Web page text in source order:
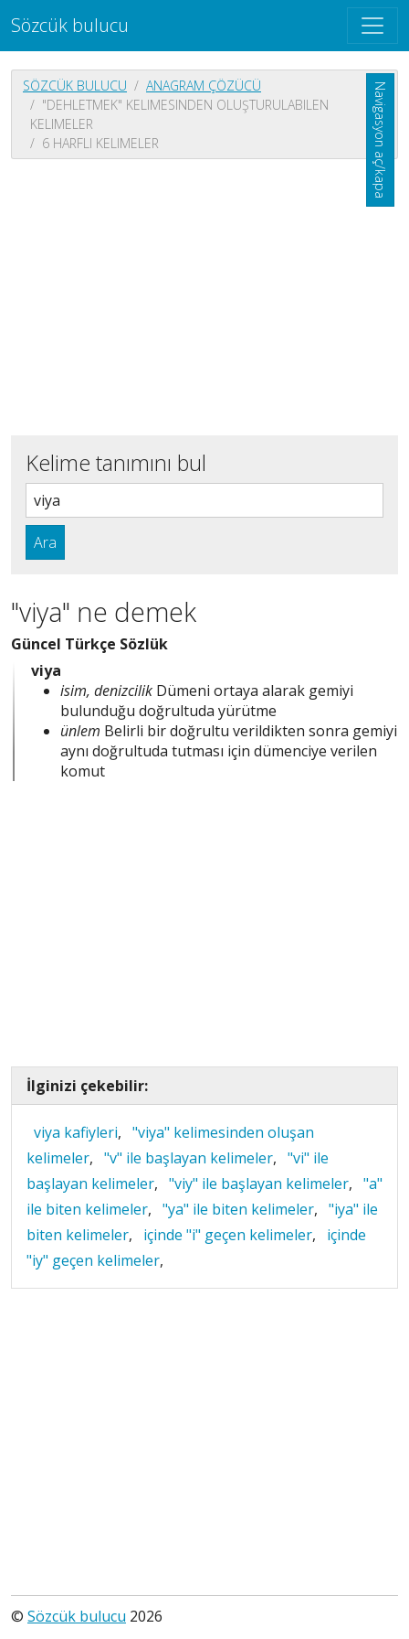
Sözcük bulucu
Navigasyon aç/kapa
SÖZCÜK BULUCU
ANAGRAM ÇÖZÜCÜ
"DEHLETMEK" KELIMESINDEN OLUŞTURULABILEN
KELIMELER
6 HARFLI KELIMELER
Kelime tanımını bul
Ara
"viya" ne demek
Güncel Türkçe Sözlük
viya
isim, denizcilik Dümeni ortaya alarak gemiyi
bulunduğu doğrultuda yürütme
ünlem Belirli bir doğrultu verildikten sonra gemiyi
aynı doğrultuda tutması için dümenciye verilen
komut
İlginizi çekebilir:
viya kafiyleri, "viya" kelimesinden oluşan
kelimeler, "v" ile başlayan kelimeler, "vi" ile
başlayan kelimeler, "viy" ile başlayan kelimeler, "a"
ile biten kelimeler, "ya" ile biten kelimeler, "iya" ile
biten kelimeler, içinde "i" geçen kelimeler,
içinde
"iy" geçen kelimeler,
© Sözcük bulucu 2026